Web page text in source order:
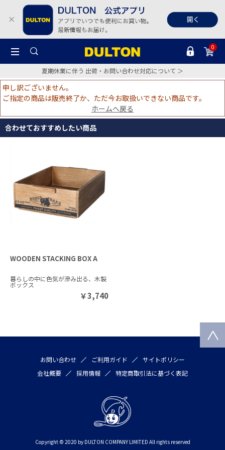
0
夏期休業に伴う 出荷・お問い合わせ対応について ＞
申し訳ございません。
ご指定の商品は販売終了か、ただ今お取扱いできない商品です。
ホームへ戻る
合わせておすすめしたい商品
WOODEN STACKING BOX A
暮らしの中に色気が滲み出る、木製
ボックス
￥3,740
お問い合わせ ご利用ガイド
サイトポリシー
会社概要
採用情報 特定商取引法に基づく表記
Copyright © 2020 by DULTON COMPANY LIMITED All rights reserved